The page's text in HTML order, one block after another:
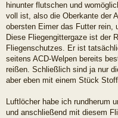
hinunter flutschen und
voll ist, also die Oberkante der
obersten Eimer das Futter rein,
Diese Fliegengittergaze ist der
Fliegenschutzes. Er ist
seitens ACD-Welpen bereits
reißen. Schließlich sind ja nur
aber eben mit einem Stück
Luftlöcher habe ich rundherum
und anschließend mit diesem